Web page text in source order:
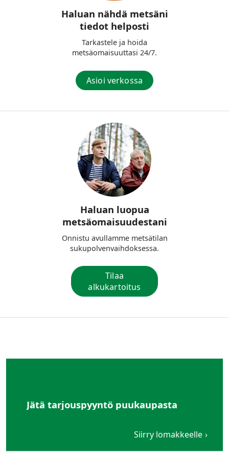
Haluan nähdä metsäni
tiedot helposti
Tarkastele ja hoida
metsäomaisuuttasi 24/7.
Asioi verkossa
Haluan luopua
metsäomaisuudestani
Onnistu avullamme metsätilan
sukupolvenvaihdoksessa.
Tilaa
alkukartoitus
Jätä tarjouspyyntö puukaupasta
Siirry lomakkeelle